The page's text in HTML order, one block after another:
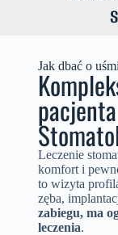
Jak dbać o
Leczenie
komfort i
to wizyta
zęba,
zabiegu, ma
leczenia.